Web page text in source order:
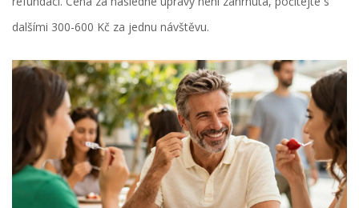
dalšími 300-600 Kč za jednu návštěvu.